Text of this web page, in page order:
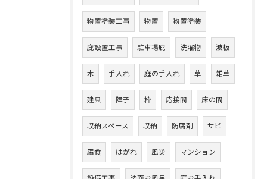
物置塗装工事 物置 物置塗装
庇設置工事 駐車場庇 洗濯物 波板
木 手入れ 庭の手入れ 草 雑草
建具 障子 枠 応接間 床の間
収納スペース 収納 防腐剤 サビ
腐食 はがれ 風災 マンション